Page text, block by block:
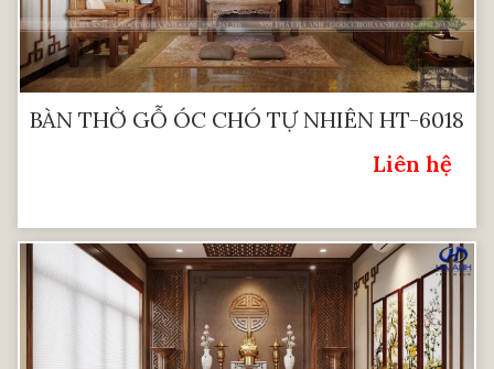
BÀN THỜ GỖ ÓC CHÓ TỰ NHIÊN HT-6018
Liên hệ